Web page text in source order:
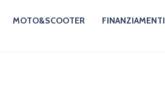
MOTO&SCOOTER FINANZIAMENTI